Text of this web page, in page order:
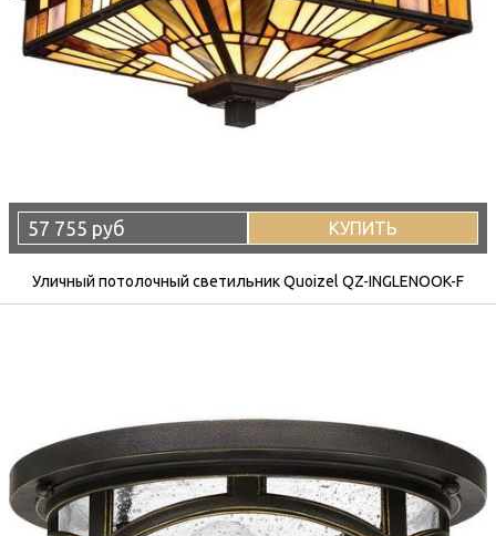
57 755 руб КУПИТЬ
Уличный потолочный светильник Quoizel QZ-INGLENOOK-F